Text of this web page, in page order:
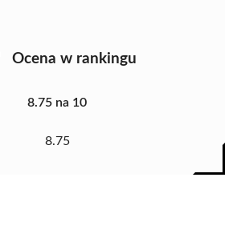
Ocena w rankingu
8.75 na 10
8.75